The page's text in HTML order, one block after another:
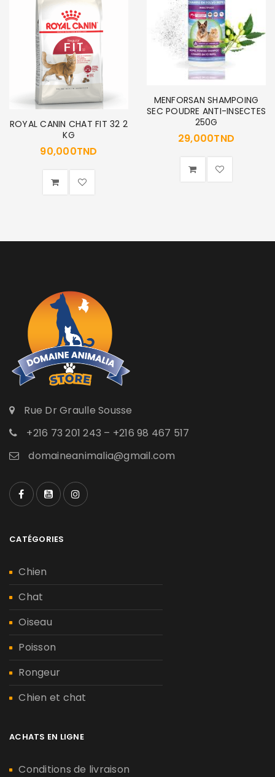
ou e-mail*
de passe*
Se souvenir de moi
SE CONNECTER
DE PASSE PERDU ?
ROYAL CANIN CHAT FIT 32 2
KG
90,000TND
MENFORSAN SHAMPOING
SEC POUDRE ANTI-INSECTES
250G
29,000TND
Rue Dr Graulle Sousse
+216 73 201 243 – +216 98 467 517
domaineanimalia@gmail.com
CATÉGORIES
Chien
Chat
Oiseau
Poisson
Rongeur
Chien et chat
ACHATS EN LIGNE
Conditions de livraison